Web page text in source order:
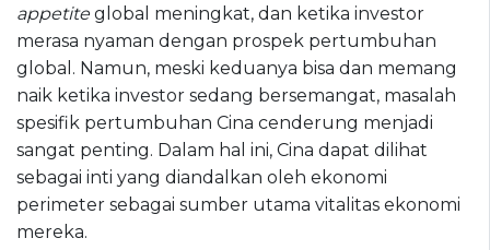
appetiteglobal meningkat, dan ketika investor
merasa nyaman dengan prospek pertumbuhan
global. Namun, meski keduanya bisa dan memang
naik ketika investor sedang bersemangat, masalah
spesifik pertumbuhan Cina cenderung menjadi
sangat penting. Dalam hal ini, Cina dapat dilihat
sebagai inti yang diandalkan oleh ekonomi
perimeter sebagai sumber utama vitalitas ekonomi
mereka.